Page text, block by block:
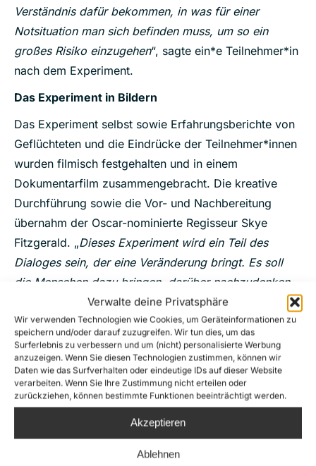
Verwalte deine Privatsphäre
Wir verwenden Technologien wie Cookies, um Geräteinformationen zu
speichern und/oder darauf zuzugreifen. Wir tun dies, um das
Surferlebnis zu verbessern und um (nicht) personalisierte Werbung
anzuzeigen. Wenn Sie diesen Technologien zustimmen, können wir
Daten wie das Surfverhalten oder eindeutige IDs auf dieser Website
verarbeiten. Wenn Sie Ihre Zustimmung nicht erteilen oder
zurückziehen, können bestimmte Funktionen beeinträchtigt werden.
Akzeptieren
Ablehnen
Verständnis dafür bekommen, in was für einer
Notsituation man sich befinden muss, um so ein
großes Risiko einzugehen“, sagte ein*e Teilnehmer*in
nach dem Experiment.
Das Experiment in Bildern
Das Experiment selbst sowie Erfahrungsberichte von
Geflüchteten und die Eindrücke der Teilnehmer*innen
wurden filmisch festgehalten und in einem
Dokumentarfilm zusammengebracht. Die kreative
Durchführung sowie die Vor- und Nachbereitung
übernahm der Oscar-nominierte Regisseur Skye
Fitzgerald. „Dieses Experiment wird ein Teil des
Dialoges sein, der eine Veränderung bringt. Es soll
die Menschen dazu bringen, darüber nachzudenken,
wie wir mit dieser Krise sinnvoller und bedeutender
umgehen können. Wenn wir nur die Meinung und
Wahrnehmung eines einzelnen Menschen ändern
können, ist es ein Erfolg“, erklärt Fitzgerald seine
Beweggründe.
Mehr Informationen zum LIFEBOAT-Experiment gibt
www.lifeboatexperiment.org
*YouGov-Umfrage im Auftrag von Sea-Watch, Die